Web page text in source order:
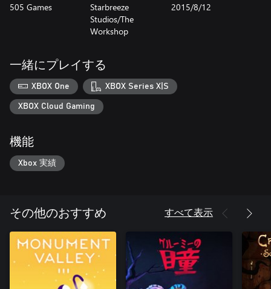
505 Games
Starbreeze
Studios/The
Workshop
2015/8/12
一緒にプレイする
XBOX One XBOX Series X|S
XBOX Cloud Gaming
機能
Xbox 実績
その他のおすすめ すべて表示